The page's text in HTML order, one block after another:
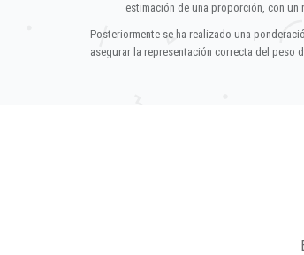
estimación de una proporción, con un
Posteriormente se ha realizado una
asegurar la representación correcta del peso